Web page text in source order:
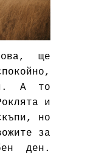
ще
А то
и
но
за
ден.